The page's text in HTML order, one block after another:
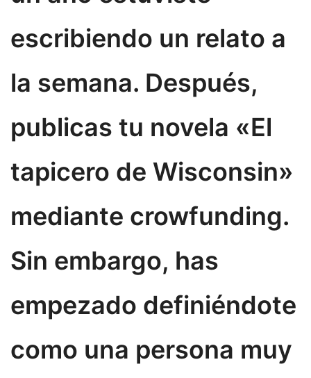
escribiendo un relato a
la semana. Después,
publicas tu novela «El
tapicero de Wisconsin»
mediante crowfunding.
Sin embargo, has
empezado definiéndote
como una persona muy